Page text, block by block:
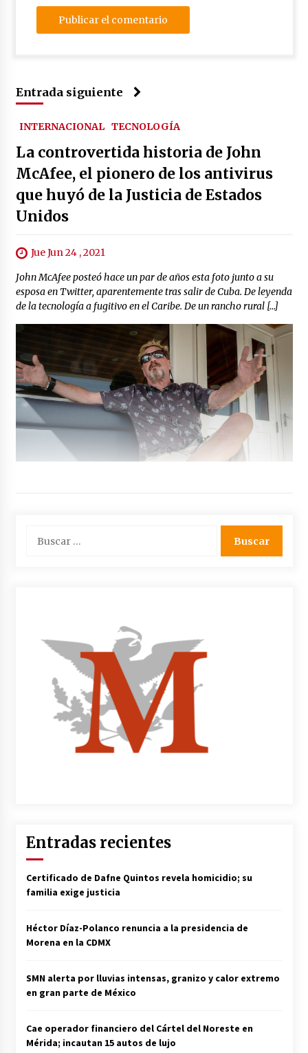
Entrada siguiente
INTERNACIONAL TECNOLOGÍA
La controvertida historia de John
McAfee, el pionero de los antivirus
que huyó de la Justicia de Estados
Unidos
Jue Jun 24 , 2021
John McAfee posteó hace un par de años esta foto junto a su
esposa en Twitter, aparentemente tras salir de Cuba. De leyenda
de la tecnología a fugitivo en el Caribe. De un rancho rural […]
Entradas recientes
Certificado de Dafne Quintos revela homicidio; su
familia exige justicia
Héctor Díaz-Polanco renuncia a la presidencia de
Morena en la CDMX
SMN alerta por lluvias intensas, granizo y calor extremo
en gran parte de México
Cae operador financiero del Cártel del Noreste en
Mérida; incautan 15 autos de lujo